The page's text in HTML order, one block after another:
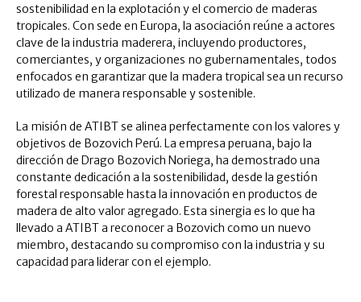
sostenibilidad en la explotación y el comercio de maderas
tropicales. Con sede en Europa, la asociación reúne a actores
clave de la industria maderera, incluyendo productores,
comerciantes, y organizaciones no gubernamentales, todos
enfocados en garantizar que la madera tropical sea un recurso
utilizado de manera responsable y sostenible.
La misión de ATIBT se alinea perfectamente con los valores y
objetivos de Bozovich Perú. La empresa peruana, bajo la
dirección de Drago Bozovich Noriega, ha demostrado una
constante dedicación a la sostenibilidad, desde la gestión
forestal responsable hasta la innovación en productos de
madera de alto valor agregado. Esta sinergia es lo que ha
llevado a ATIBT a reconocer a Bozovich como un nuevo
miembro, destacando su compromiso con la industria y su
capacidad para liderar con el ejemplo.